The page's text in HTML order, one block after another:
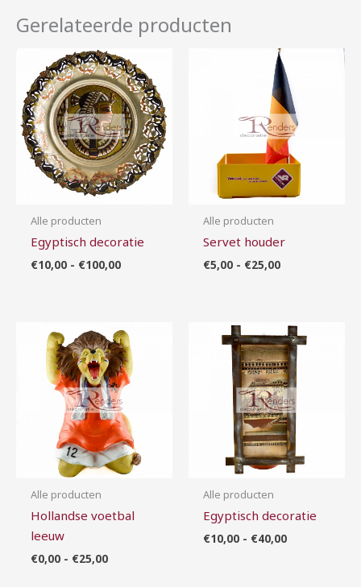
Gerelateerde producten
Alle producten
Egyptisch decoratie
€10,00 - €100,00
Prijsklasse:
€10,00
tot
€100,00
Alle producten
Servet houder
€5,00 - €25,00
Prijsklasse:
€5,00
tot
€25,00
Alle producten
Hollandse voetbal
leeuw
€0,00 - €25,00
Prijsklasse:
€0,00
tot
€25,00
Alle producten
Egyptisch decoratie
€10,00 - €40,00
Prijsklasse:
€10,00
tot
€40,00